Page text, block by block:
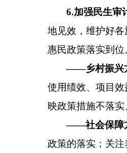
6.加强民生审
地见效，维护好
惠民政策落实到位
——乡村振兴
使用绩效、项目
映政策措施不落
——社会保障
政策的落实；关注